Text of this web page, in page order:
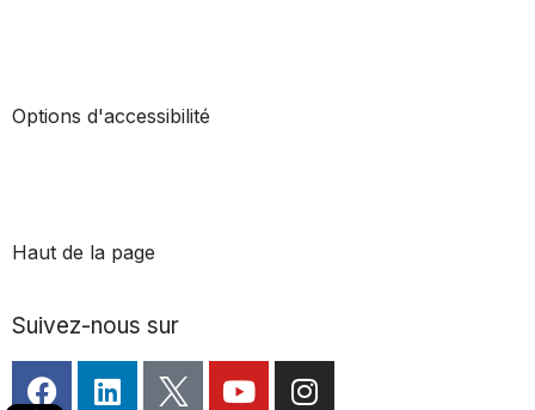
Options d'accessibilité
Haut de la page
Suivez-nous sur